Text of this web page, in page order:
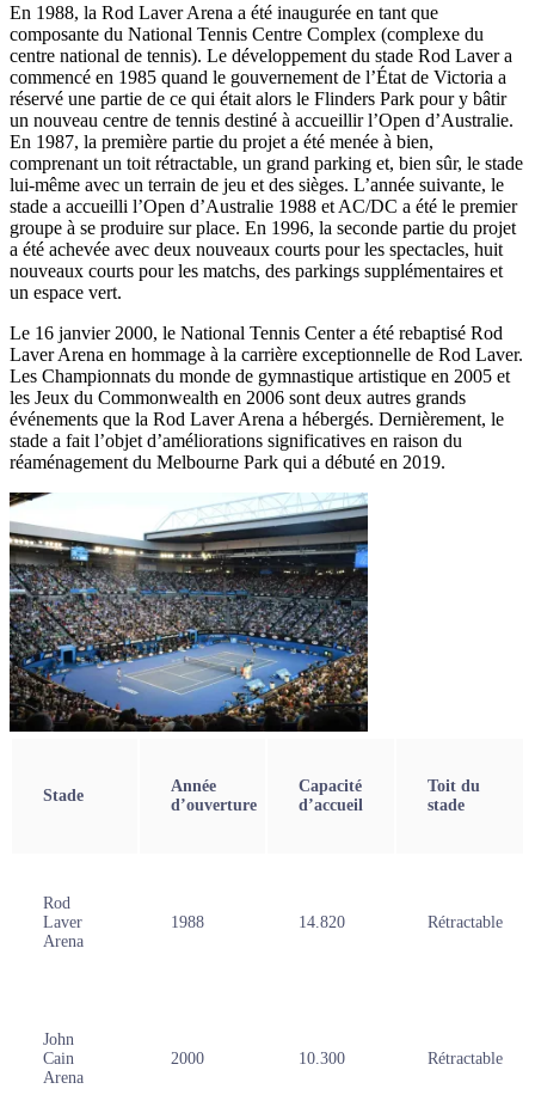
En 1988, la Rod Laver Arena a été inaugurée en tant que
composante du National Tennis Centre Complex (complexe du
centre national de tennis). Le développement du stade Rod Laver a
commencé en 1985 quand le gouvernement de l’État de Victoria a
réservé une partie de ce qui était alors le Flinders Park pour y bâtir
un nouveau centre de tennis destiné à accueillir l’Open d’Australie.
En 1987, la première partie du projet a été menée à bien,
comprenant un toit rétractable, un grand parking et, bien sûr, le stade
lui-même avec un terrain de jeu et des sièges. L’année suivante, le
stade a accueilli l’Open d’Australie 1988 et AC/DC a été le premier
groupe à se produire sur place. En 1996, la seconde partie du projet
a été achevée avec deux nouveaux courts pour les spectacles, huit
nouveaux courts pour les matchs, des parkings supplémentaires et
un espace vert.
Le 16 janvier 2000, le National Tennis Center a été rebaptisé Rod
Laver Arena en hommage à la carrière exceptionnelle de Rod Laver.
Les Championnats du monde de gymnastique artistique en 2005 et
les Jeux du Commonwealth en 2006 sont deux autres grands
événements que la Rod Laver Arena a hébergés. Dernièrement, le
stade a fait l’objet d’améliorations significatives en raison du
réaménagement du Melbourne Park qui a débuté en 2019.
Stade
Année
d’ouverture
Capacité
d’accueil
Toit du
stade
Rod
Laver
Arena
1988 14.820 Rétractable
John
Cain
Arena
2000 10.300 Rétractable